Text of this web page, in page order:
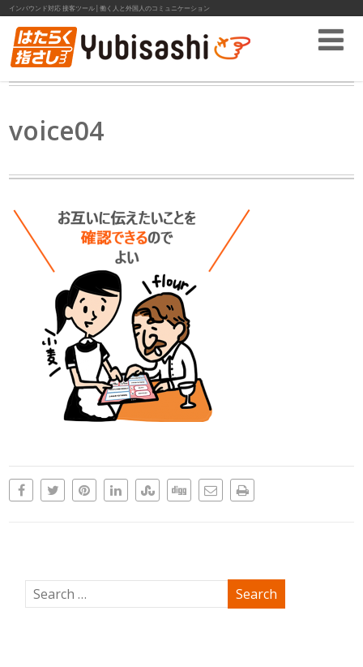
インバウンド対応 接客ツール│働く人と外国人のコミュニケーション
voice04